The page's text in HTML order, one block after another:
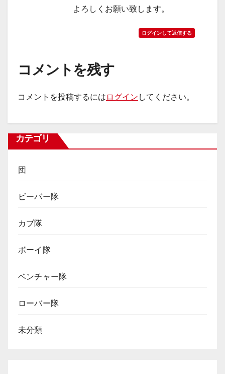
よろしくお願い致します。
ログインして返信する
コメントを残す
コメントを投稿するには ログイン してください。
カテゴリ
団
ビーバー隊
カブ隊
ボーイ隊
ベンチャー隊
ローバー隊
未分類